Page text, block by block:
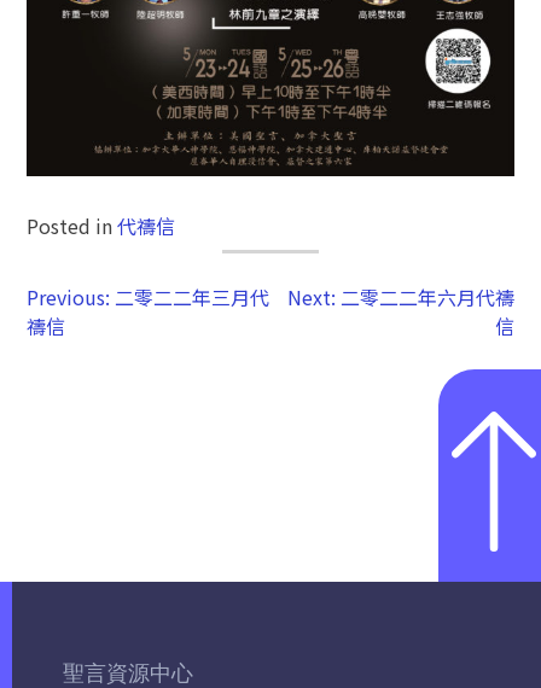
Posted in代禱信
Previous: 二零二二年三月代
禱信
Next: 二零二二年六月代禱
信
聖言資源中心